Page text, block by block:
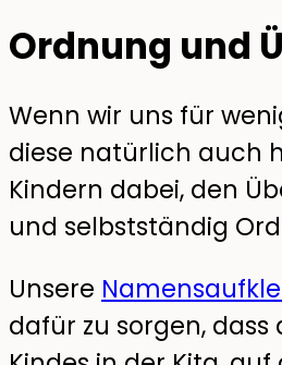
Ordnung und
Wenn wir uns für
diese natürlich auch
Kindern dabei, den
und selbstständig
Unsere
dafür zu sorgen,